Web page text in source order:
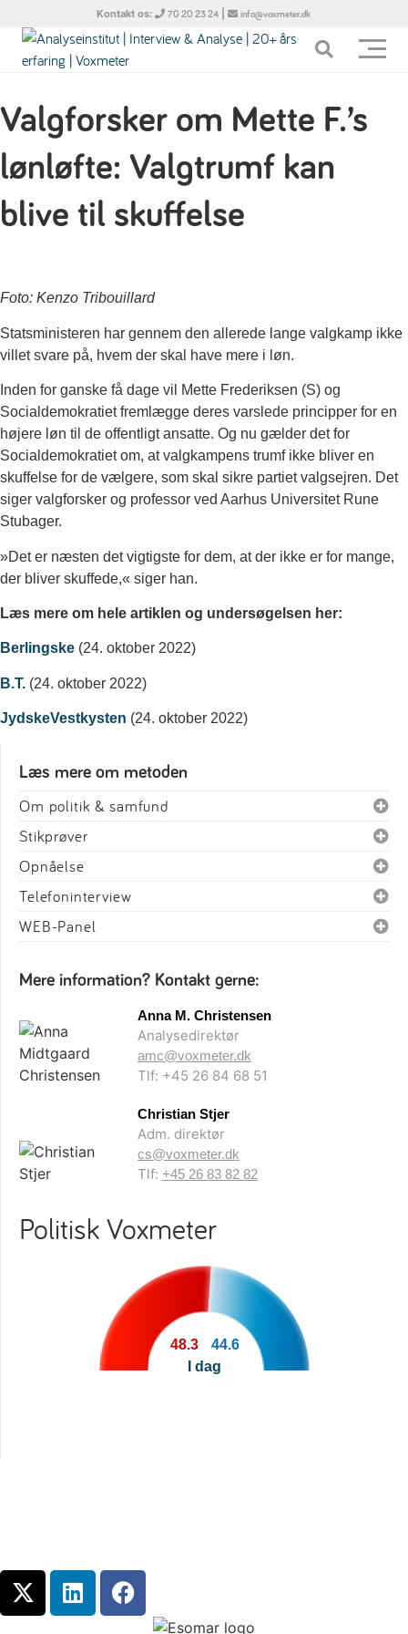
Kontakt os: 70 20 23 24 | info@voxmeter.dk
Valgforsker om Mette F.’s
lønløfte: Valgtrumf kan
blive til skuffelse
Foto: Kenzo Tribouillard
Statsministeren har gennem den allerede lange valgkamp ikke
villet svare på, hvem der skal have mere i løn.
Inden for ganske få dage vil Mette Frederiksen (S) og
Socialdemokratiet fremlægge deres varslede principper for en
højere løn til de offentligt ansatte. Og nu gælder det for
Socialdemokratiet om, at valgkampens trumf ikke bliver en
skuffelse for de vælgere, som skal sikre partiet valgsejren. Det
siger valgforsker og professor ved Aarhus Universitet Rune
Stubager.
»Det er næsten det vigtigste for dem, at der ikke er for mange,
der bliver skuffede,« siger han.
Læs mere om hele artiklen og undersøgelsen her:
Berlingske (24. oktober 2022)
B.T. (24. oktober 2022)
JydskeVestkysten (24. oktober 2022)
Læs mere om metoden
Om politik & samfund
Stikprøver
Opnåelse
Telefoninterview
WEB-Panel
Mere information? Kontakt gerne:
Anna M. Christensen
Analysedirektør
amc@voxmeter.dk
Tlf: +45 26 84 68 51
Christian Stjer
Adm. direktør
cs@voxmeter.dk
Tlf: +45 26 83 82 82
Politisk Voxmeter
48.3
44.6
I dag